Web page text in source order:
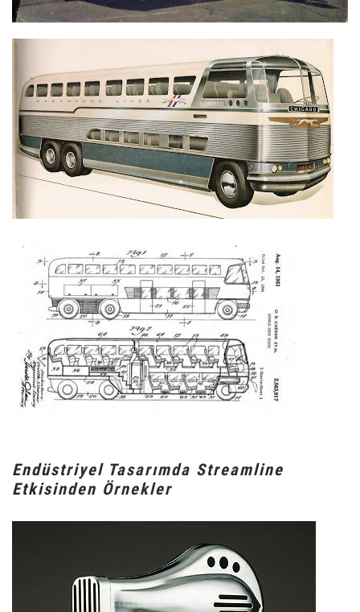
Endüstriyel Tasarımda Streamline
Etkisinden Örnekler